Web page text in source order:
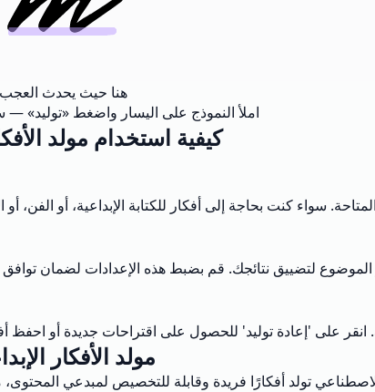
هنا حيث يحدث العجب
املأ النموذج على اليسار واضغط «توليد» —
كيفية استخدام مولد
سواء كنت بحاجة إلى أفكار للكتابة الإبداعية، أو الفن، أو
لتضييق نتائجك. قم بضبط هذه الإعدادات لضمان توافق
انقر على 'إعادة توليد' للحصول على اقتراحات جديدة أو احفظ
مولد الأفكار
تولد أفكارًا فريدة وقابلة للتخصيص لمبدعي